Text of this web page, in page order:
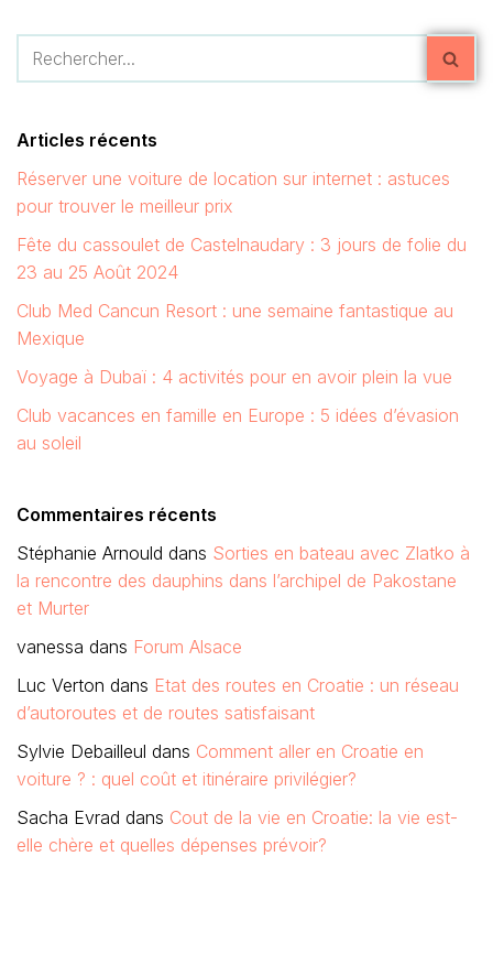
Articles récents
Réserver une voiture de location sur internet : astuces
pour trouver le meilleur prix
Fête du cassoulet de Castelnaudary : 3 jours de folie du
23 au 25 Août 2024
Club Med Cancun Resort : une semaine fantastique au
Mexique
Voyage à Dubaï : 4 activités pour en avoir plein la vue
Club vacances en famille en Europe : 5 idées d’évasion
au soleil
Commentaires récents
Stéphanie Arnould dans Sorties en bateau avec Zlatko à
la rencontre des dauphins dans l’archipel de Pakostane
et Murter
vanessa dans Forum Alsace
Luc Verton dans Etat des routes en Croatie : un réseau
d’autoroutes et de routes satisfaisant
Sylvie Debailleul dans Comment aller en Croatie en
voiture ? : quel coût et itinéraire privilégier?
Sacha Evrad dans Cout de la vie en Croatie: la vie est-
elle chère et quelles dépenses prévoir?